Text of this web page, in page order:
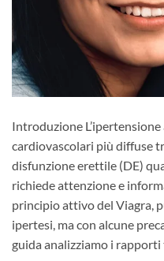
Introduzione
cardiovascolari più diffuse
disfunzione erettile (DE)
richiede attenzione e
principio attivo del Viagra,
ipertesi, ma con alcune
guida analizziamo i